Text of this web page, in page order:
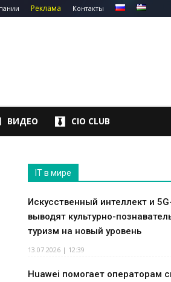
Реклама Контакты
ВИДЕО CIO CLUB
IT в мире
Искусственный интеллект и
выводят культурно-
туризм на новый уровень
13.07.2026 | 12:39
Huawei помогает операторам